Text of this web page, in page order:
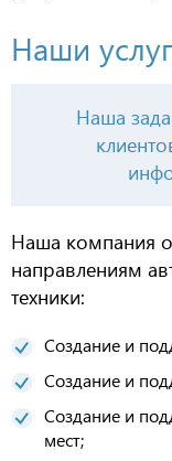
Наши
Наша
Наша компания
направлениям
техники:
Создание и
Создание и
Создание и
мест;